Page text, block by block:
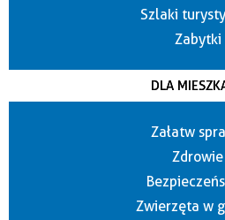
Szlaki
Zabytki
DLA
Załatw
Zdrowie
Zwierzęta w